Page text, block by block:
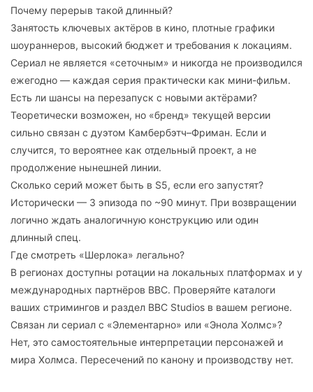
Почему перерыв такой длинный?
Занятость ключевых актёров в кино, плотные графики
шоураннеров, высокий бюджет и требования к локациям.
Сериал не является «сеточным» и никогда не производился
ежегодно — каждая серия практически как мини-фильм.
Есть ли шансы на перезапуск с новыми актёрами?
Теоретически возможен, но «бренд» текущей версии
сильно связан с дуэтом Камбербэтч–Фриман. Если и
случится, то вероятнее как отдельный проект, а не
продолжение нынешней линии.
Сколько серий может быть в S5, если его запустят?
Исторически — 3 эпизода по ~90 минут. При возвращении
логично ждать аналогичную конструкцию или один
длинный спец.
Где смотреть «Шерлока» легально?
В регионах доступны ротации на локальных платформах и у
международных партнёров BBC. Проверяйте каталоги
ваших стримингов и раздел BBC Studios в вашем регионе.
Связан ли сериал с «Элементарно» или «Энола Холмс»?
Нет, это самостоятельные интерпретации персонажей и
мира Холмса. Пересечений по канону и производству нет.